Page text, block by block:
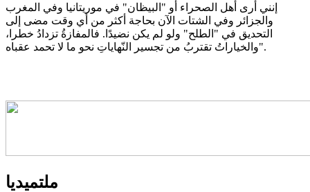
إنني أرى أهل الصحراء أو "البيظان" في موريتانيا وفي المغرب
والجزائر وفي الشتات الآن بحاجة أكثر من أي وقت مضى إلى
التحديق في "الطلح" ولو لم يكن نضيدًا. فالمفازةُ تزدادُ خطرا،
والخياراتُ تقتربُ من تجسير النّهاياتِ نحو ما لا تحمد عقباه".
ملتميديا